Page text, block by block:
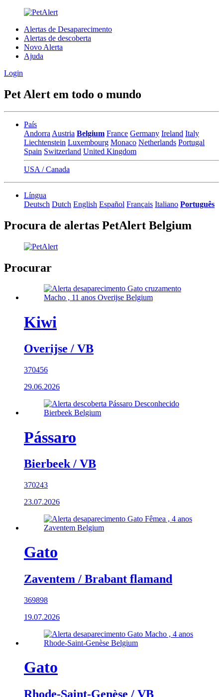
Alertas de Desaparecimento
Alertas de descoberta
Novo Alerta
Ajuda
Login
Pet Alert em todo o mundo
País
Andorra Austria Belgium France Germany Ireland Italy
Liechtenstein Luxembourg Monaco Netherlands Portugal
Spain Switzerland United Kingdom
USA / Canada
Língua
Deutsch Dutch English Español Français Italiano Português
Procura de alertas PetAlert Belgium
Procurar
Kiwi
Overijse / VB
370456
29.06.2026
Pássaro
Bierbeek / VB
370243
23.07.2026
Gato
Zaventem / Brabant flamand
369898
19.07.2026
Gato
Rhode-Saint-Genèse / VB